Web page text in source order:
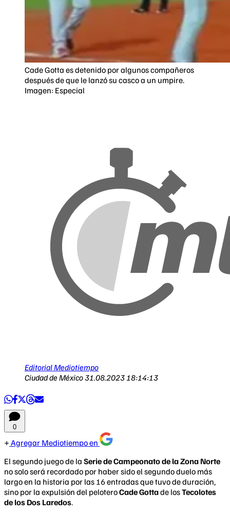
Cade Gotta es detenido por algunos compañeros
después de que le lanzó su casco a un umpire.
Imagen: Especial
Editorial Mediotiempo
Ciudad de México31.08.2023 18:14:13
0
Agregar Mediotiempo en
El segundo juego de la Serie de Campeonato de la Zona Norte
no solo será recordado por haber sido el segundo duelo más
largo en la historia por las 16 entradas que tuvo de duración,
sino por la expulsión del peloteroCade Gottade losTecolotes
de los Dos Laredos.